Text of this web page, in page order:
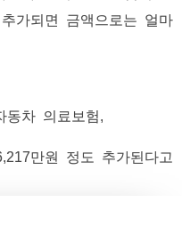
가되면 금액으로는 얼마
만원 정도 추가된다고